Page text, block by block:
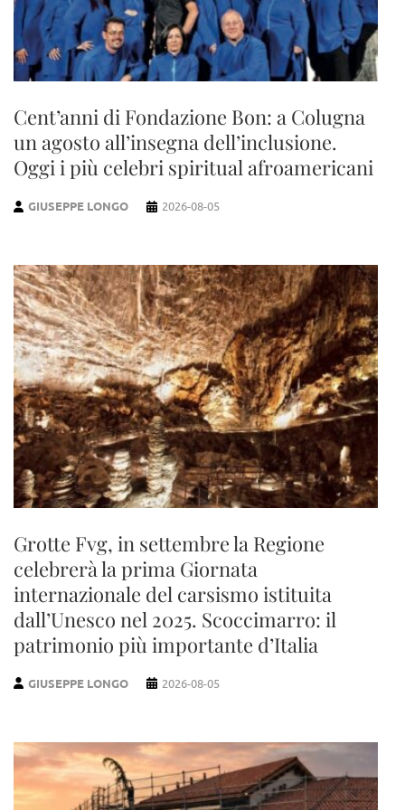
Cent’anni di Fondazione Bon: a Colugna
un agosto all’insegna dell’inclusione.
Oggi i più celebri spiritual afroamericani
GIUSEPPE LONGO 2026-08-05
Grotte Fvg, in settembre la Regione
celebrerà la prima Giornata
internazionale del carsismo istituita
dall’Unesco nel 2025. Scoccimarro: il
patrimonio più importante d’Italia
GIUSEPPE LONGO 2026-08-05